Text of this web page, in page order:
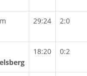
29:24 2:0
18:20 0:2